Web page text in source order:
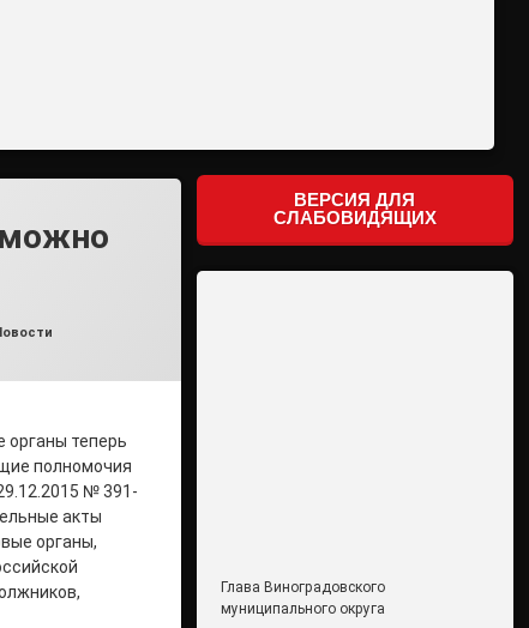
можно
органы теперь
полномочия
№ 391-
акты
органы,
ВЕРСИЯ ДЛЯ
СЛАБОВИДЯЩИХ
Глава Виноградовского
муниципального округа